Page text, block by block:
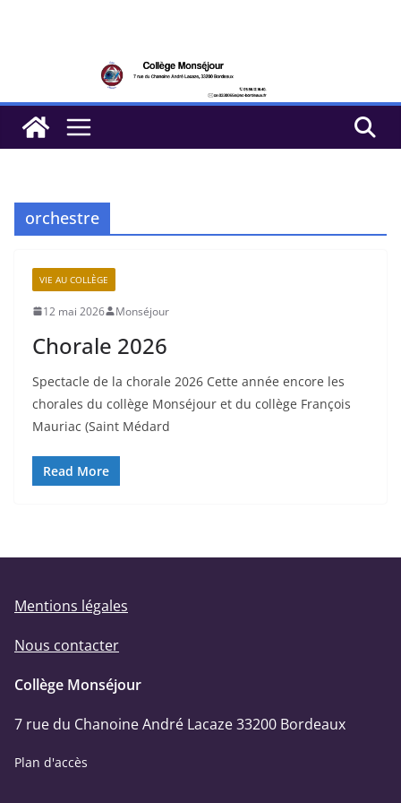
orchestre
VIE AU COLLÈGE
12 mai 2026 Monséjour
Chorale 2026
Spectacle de la chorale 2026 Cette année encore les
chorales du collège Monséjour et du collège François
Mauriac (Saint Médard
Read More
Mentions légales
Nous contacter
Collège Monséjour
7 rue du Chanoine André Lacaze 33200 Bordeaux
Plan d'accès